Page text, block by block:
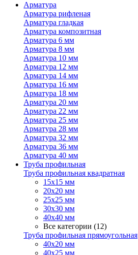
Арматура
Арматура рифленая
Арматура гладкая
Арматура композитная
Арматура 6 мм
Арматура 8 мм
Арматура 10 мм
Арматура 12 мм
Арматура 14 мм
Арматура 16 мм
Арматура 18 мм
Арматура 20 мм
Арматура 22 мм
Арматура 25 мм
Арматура 28 мм
Арматура 32 мм
Арматура 36 мм
Арматура 40 мм
Труба профильная
Труба профильная квадратная
15х15 мм
20х20 мм
25х25 мм
30х30 мм
40х40 мм
Все категории (12)
Труба профильная прямоугольная
40х20 мм
40х25 мм